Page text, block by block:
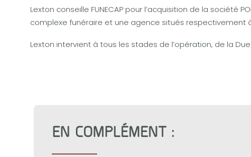
Lexton conseille FUNECAP pour l’acquisition de la société
complexe funéraire et une agence situés respectivement
Lexton intervient à tous les stades de l’opération, de la
EN COMPLÉMENT :